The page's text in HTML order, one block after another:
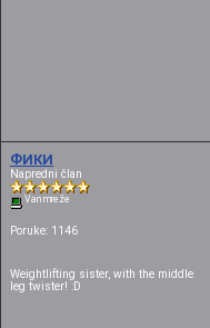
ФИКИ
Napredni član
Van mreže
Poruke: 1146
Weightlifting sister, with the middle
leg twister! :D